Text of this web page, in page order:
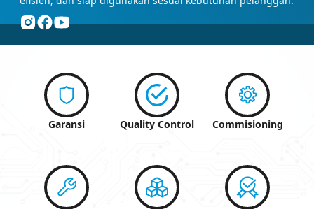
Garansi Quality Control Commisioning